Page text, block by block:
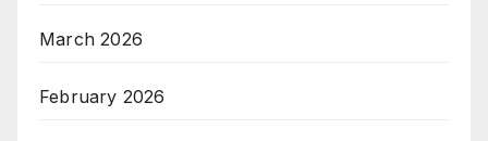
March 2026
February 2026